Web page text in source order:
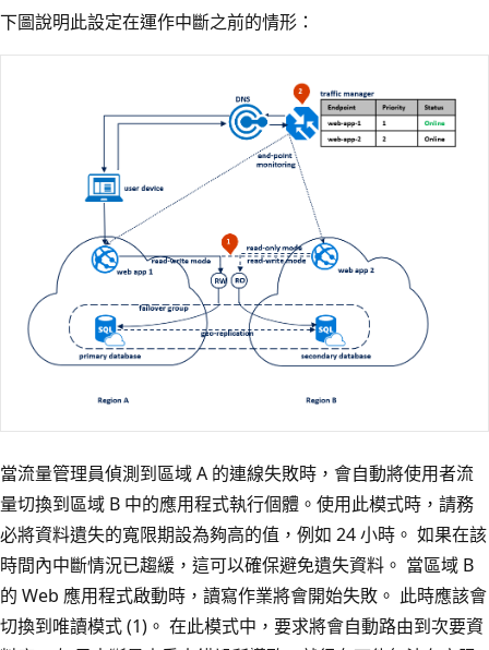
下圖說明此設定在運作中斷之前的情形：
當流量管理員偵測到區域 A 的連線失敗時，會自動將使用者流
量切換到區域 B 中的應用程式執行個體。使用此模式時，請務
必將資料遺失的寬限期設為夠高的值，例如 24 小時。 如果在該
時間內中斷情況已趨緩，這可以確保避免遺失資料。 當區域 B
的 Web 應用程式啟動時，讀寫作業將會開始失敗。 此時應該會
切換到唯讀模式 (1)。 在此模式中，要求將會自動路由到次要資